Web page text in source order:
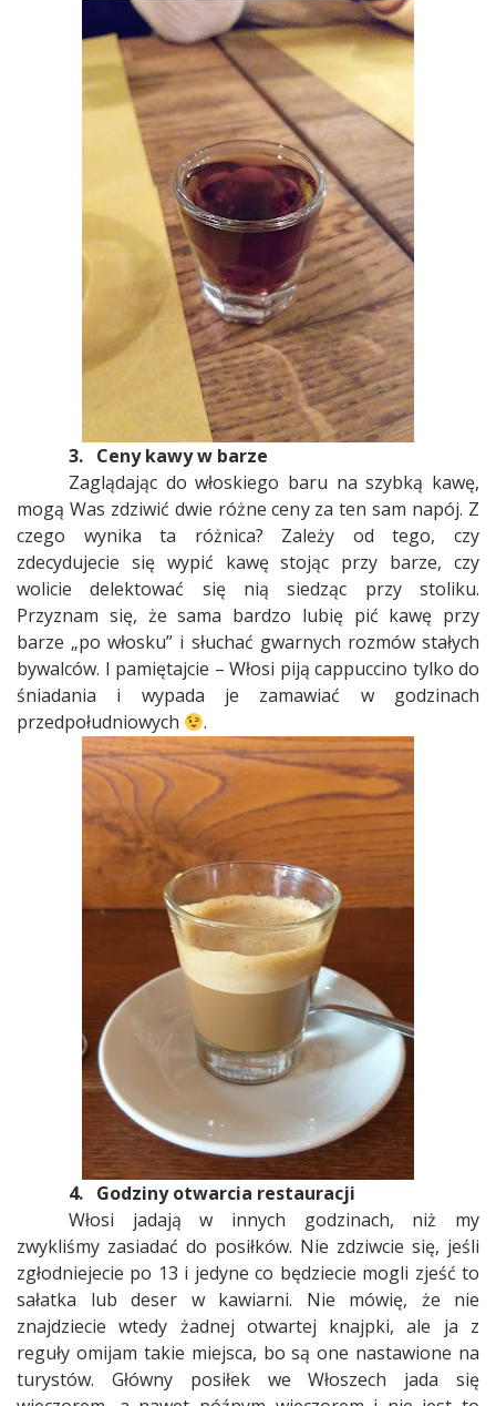
3. Ceny kawy w barze
Zaglądając do włoskiego baru na szybką kawę,
mogą Was zdziwić dwie różne ceny za ten sam napój. Z
czego wynika ta różnica? Zależy od tego, czy
zdecydujecie się wypić kawę stojąc przy barze, czy
wolicie delektować się nią siedząc przy stoliku.
Przyznam się, że sama bardzo lubię pić kawę przy
barze „po włosku” i słuchać gwarnych rozmów stałych
bywalców. I pamiętajcie – Włosi piją cappuccino tylko do
śniadania i wypada je zamawiać w godzinach
przedpołudniowych
.
4. Godziny otwarcia restauracji
Włosi jadają w innych godzinach, niż my
zwykliśmy zasiadać do posiłków. Nie zdziwcie się, jeśli
zgłodniejecie po 13 i jedyne co będziecie mogli zjeść to
sałatka lub deser w kawiarni. Nie mówię, że nie
znajdziecie wtedy żadnej otwartej knajpki, ale ja z
reguły omijam takie miejsca, bo są one nastawione na
turystów. Główny posiłek we Włoszech jada się